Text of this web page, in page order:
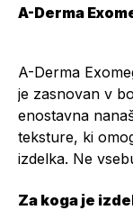
A-Derma
A-Derma
je zasnovan v
enostavna
teksture, ki
izdelka. Ne
Za koga je